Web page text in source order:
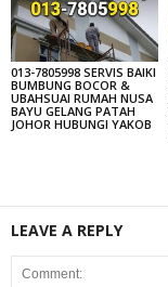
013-7805998 SERVIS BAIKI
BUMBUNG BOCOR &
UBAHSUAI RUMAH NUSA
BAYU GELANG PATAH
JOHOR HUBUNGI YAKOB
LEAVE A REPLY